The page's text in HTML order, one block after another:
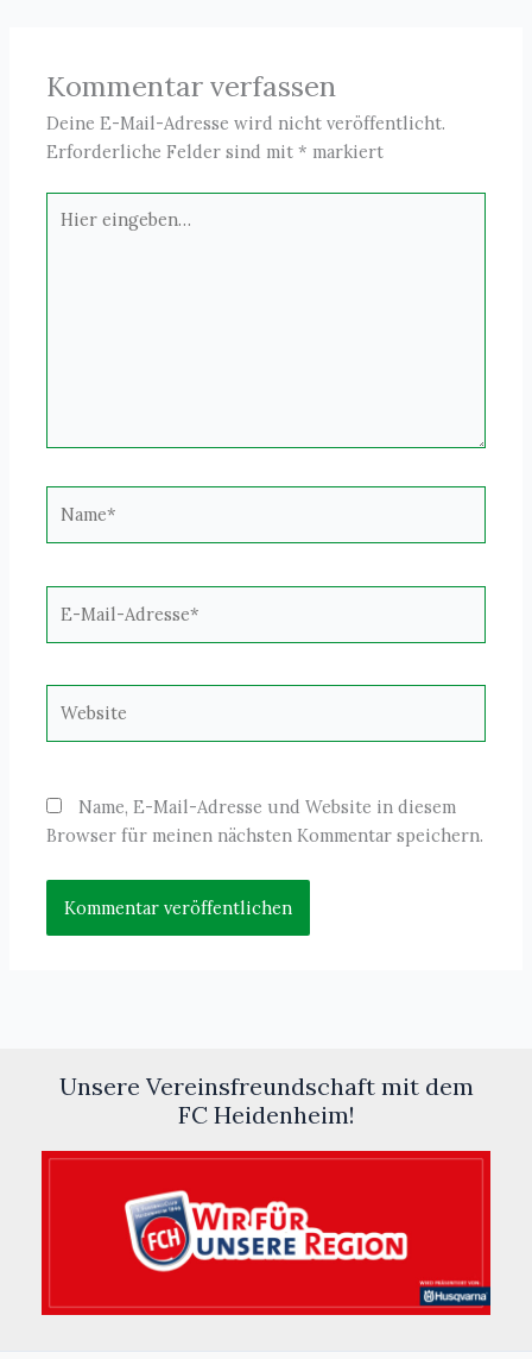
Kommentar verfassen
Deine E-Mail-Adresse wird nicht veröffentlicht.
Erforderliche Felder sind mit* markiert
eingeben…
Mail-
Name, E-Mail-Adresse und Website in diesem
Browser für meinen nächsten Kommentar speichern.
Unsere Vereinsfreundschaft mit dem
FC Heidenheim!